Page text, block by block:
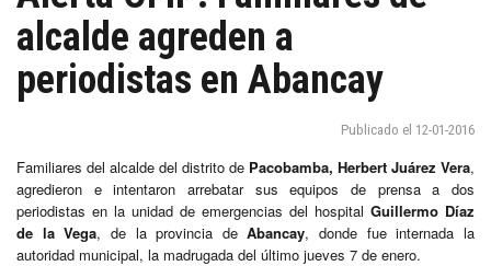
alcalde agreden a
periodistas en Abancay
Publicado el 12-01-2016
Familiares del alcalde del distrito de Pacobamba, Herbert Juárez Vera,
agredieron e intentaron arrebatar sus equipos de prensa a dos
periodistas en la unidad de emergencias del hospital Guillermo Díaz
de la Vega, de la provincia deAbancay, donde fue internada la
autoridad municipal, la madrugada del último jueves 7 de enero.